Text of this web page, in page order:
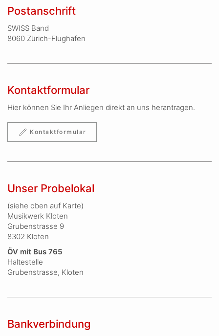
Postanschrift
SWISS Band
8060 Zürich-Flughafen
Kontaktformular
Hier können Sie Ihr Anliegen direkt an uns herantragen.
Kontaktformular
Unser Probelokal
(siehe oben auf Karte)
Musikwerk Kloten
Grubenstrasse 9
8302 Kloten
ÖV mit Bus 765
Haltestelle
Grubenstrasse, Kloten
Bankverbindung